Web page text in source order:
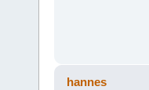
hannes